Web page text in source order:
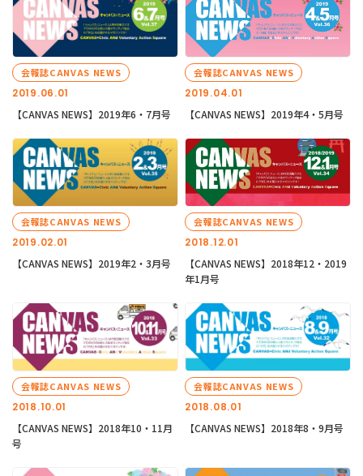
2019.06.01
会報誌CANVAS NEWS
【CANVAS NEWS】2019年6・7月号
2019.04.01
会報誌CANVAS NEWS
【CANVAS NEWS】2019年4・5月号
2019.02.01
会報誌CANVAS NEWS
【CANVAS NEWS】2019年2・3月号
2018.12.01
会報誌CANVAS NEWS
【CANVAS NEWS】2018年12・2019
年1月号
2018.10.01
会報誌CANVAS NEWS
【CANVAS NEWS】2018年10・11月
号
2018.08.01
会報誌CANVAS NEWS
【CANVAS NEWS】2018年8・9月号